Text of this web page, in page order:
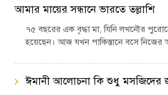
আমার মায়ের সন্ধানে ভারতে তল্লাশি
৭৫ বছরের এক বৃদ্ধা মা, যিনি লখনৌর
হয়েছেন। আজ যখন পাকিস্তানে বসে
ঈমানী আলোচনা কি শুধু মসজিদের